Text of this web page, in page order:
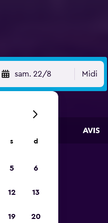
sam. 22/8 Midi
s d
5 6
12 13
19 20